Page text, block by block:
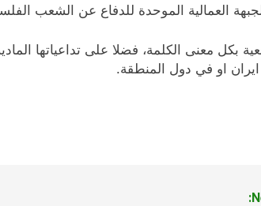
العمالية الموحدة للدفاع عن الشعب
معنى الكلمة، فضلا على تداعياتها المادية
او في دول المنطقة.